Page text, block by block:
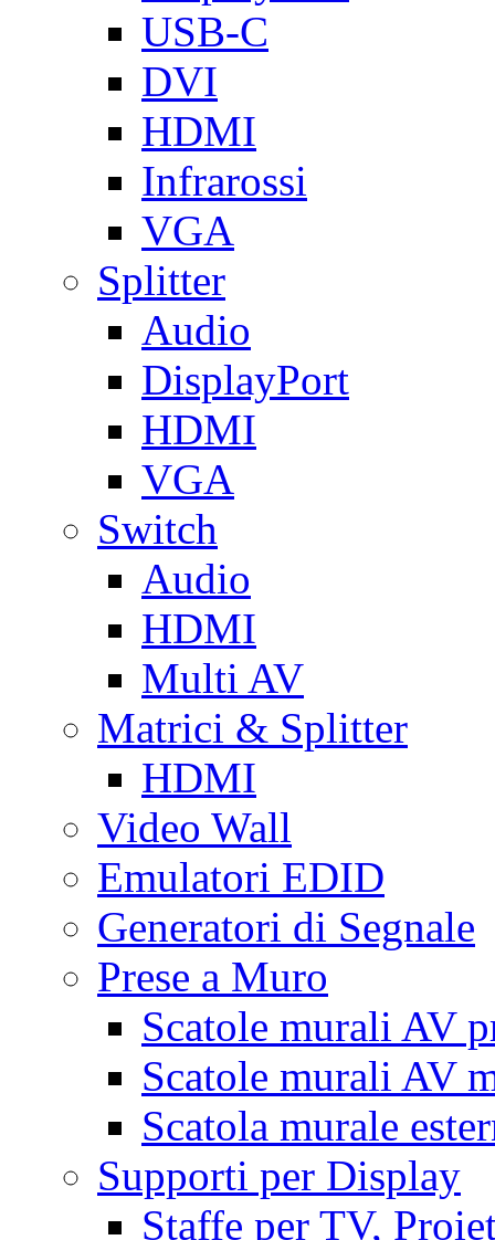
USB-C
DVI
HDMI
Infrarossi
VGA
Splitter
Audio
DisplayPort
HDMI
VGA
Switch
Audio
HDMI
Multi AV
Matrici & Splitter
HDMI
Video Wall
Emulatori EDID
Generatori di Segnale
Prese a Muro
Scatole murali AV
Scatole murali AV
Scatola murale
Supporti per Display
Staffe per TV,